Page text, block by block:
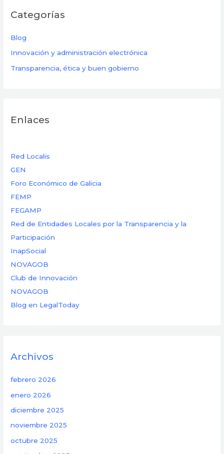
Categorías
Blog
Innovación y administración electrónica
Transparencia, ética y buen gobierno
Enlaces
Red Localis
GEN
Foro Económico de Galicia
FEMP
FEGAMP
Red de Entidades Locales por la Transparencia y la
Participación
InapSocial
NOVAGOB
Club de Innovación
NOVAGOB
Blog en LegalToday
Archivos
febrero 2026
enero 2026
diciembre 2025
noviembre 2025
octubre 2025